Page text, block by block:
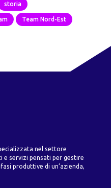
storia
Team Nord-Est
nel settore
e servizi pensati per gestire
produttive di un’azienda,